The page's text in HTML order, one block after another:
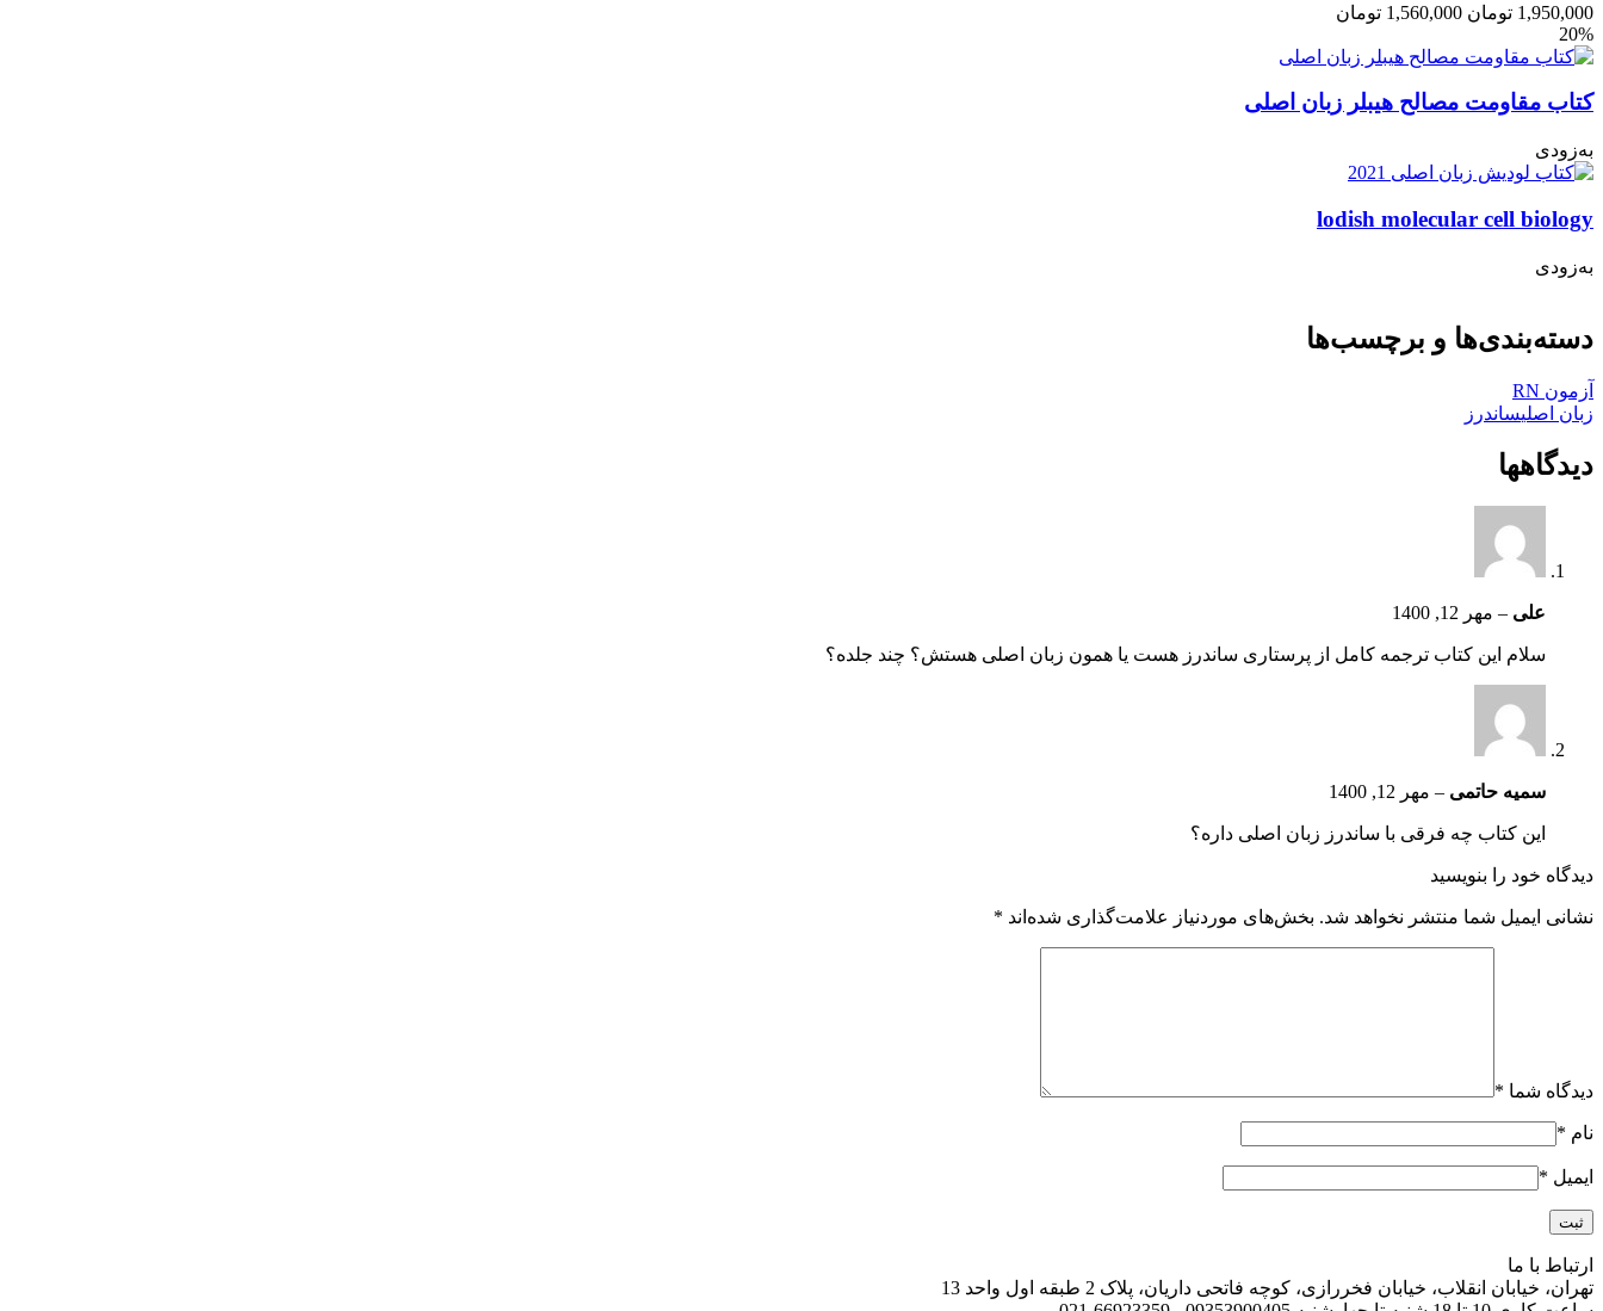
1,950,000 تومان 1,560,000 تومان
20%
کتاب مقاومت مصالح هیبلر زبان اصلی
به‌زودی
lodish molecular cell biology
به‌زودی
دسته‌بندی‌ها و برچسب‌ها
آزمون RN
زبان اصلیساندرز
دیدگاهها
علی – مهر 12, 1400
سلام این کتاب ترجمه کامل از پرستاری ساندرز هست یا همون زبان اصلی هستش؟ چند جلده؟
سمیه حاتمی – مهر 12, 1400
این کتاب چه فرقی با ساندرز زبان اصلی داره؟
دیدگاه خود را بنویسید
نشانی ایمیل شما منتشر نخواهد شد. بخش‌های موردنیاز علامت‌گذاری شده‌اند *
دیدگاه شما *
نام *
ایمیل *
ارتباط با ما
تهران، خیابان انقلاب، خیابان فخررازی، کوچه فاتحی داریان، پلاک 2 طبقه اول واحد 13